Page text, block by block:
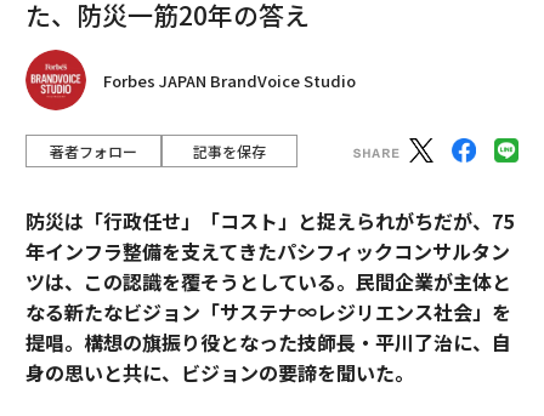
た、防災一筋20年の答え
Forbes JAPAN BrandVoice Studio
著者フォロー 記事を保存
防災は「行政任せ」「コスト」と捉えられがちだが、75
年インフラ整備を支えてきたパシフィックコンサルタン
ツは、この認識を覆そうとしている。民間企業が主体と
なる新たなビジョン「サステナ∞レジリエンス社会」を
提唱。構想の旗振り役となった技師長・平川了治に、自
身の思いと共に、ビジョンの要諦を聞いた。